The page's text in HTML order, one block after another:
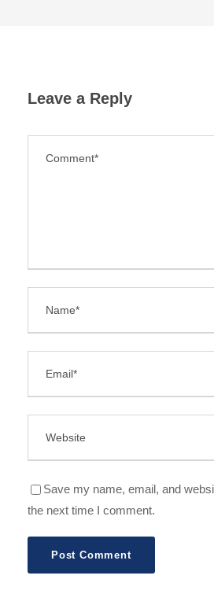
Leave a Reply
Save my name, email, and
the next time I comment.